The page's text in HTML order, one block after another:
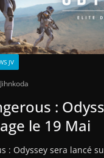
JV
Jihnkoda
:
le 19 Mai
: Odyssey sera lancé